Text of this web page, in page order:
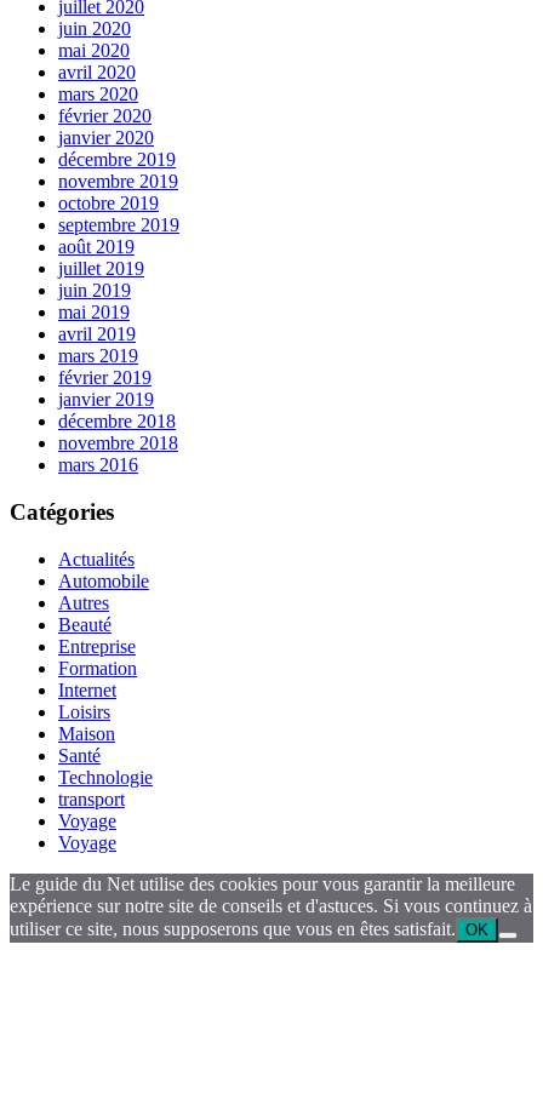
juillet 2020
juin 2020
mai 2020
avril 2020
mars 2020
février 2020
janvier 2020
décembre 2019
novembre 2019
octobre 2019
septembre 2019
août 2019
juillet 2019
juin 2019
mai 2019
avril 2019
mars 2019
février 2019
janvier 2019
décembre 2018
novembre 2018
mars 2016
Catégories
Actualités
Automobile
Autres
Beauté
Entreprise
Formation
Internet
Loisirs
Maison
Santé
Technologie
transport
Voyage
Voyage
Le guide du Net utilise des cookies pour vous garantir la meilleure
expérience sur notre site de conseils et d'astuces. Si vous continuez à
utiliser ce site, nous supposerons que vous en êtes satisfait. OK